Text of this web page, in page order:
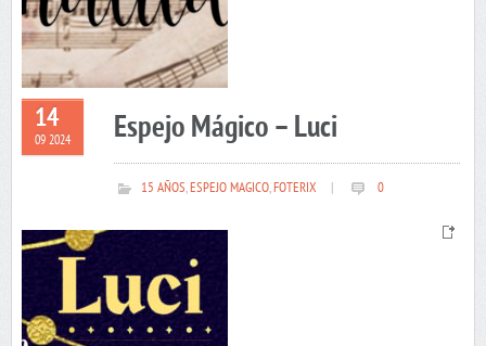
14
09 2024 Espejo Mágico – Luci
15 AÑOS,ESPEJO MAGICO,FOTERIX 0